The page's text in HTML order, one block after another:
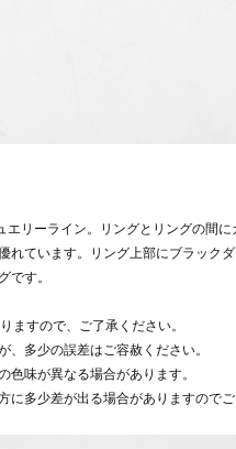
エリーライン。リングとリングの間
れています。リング上部にブラック
です。
すので、ご了承ください。
多少の誤差はご容赦ください。
味が異なる場合があります。
に多少差が出る場合がありますのでご